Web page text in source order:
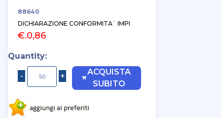
88640
DICHIARAZIONE CONFORMITA` IMPI
€.0,86
Quantity:
ACQUISTA
SUBITO